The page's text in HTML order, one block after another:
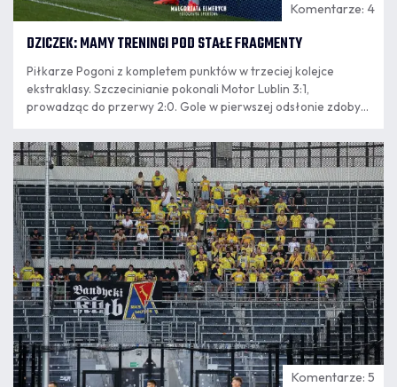
Komentarze: 4
DZICZEK: MAMY TRENINGI POD STAŁE FRAGMENTY
Piłkarze Pogoni z kompletem punktów w trzeciej kolejce
ekstraklasy. Szczecinianie pokonali Motor Lublin 3:1,
prowadząc do przerwy 2:0. Gole w pierwszej odsłonie zdobyli
09.08
8:16
Komentarze: 5